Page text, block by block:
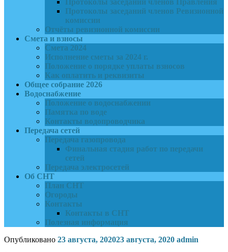
Протоколы заседаний членов Правления
Протоколы заседаний членов Ревизионной
комиссии
Отчёты ревизионной комиссии
Смета и взносы
Смета 2024
Исполнение сметы за 2024 г.
Положение о порядке уплаты взносов
Как оплатить и реквизиты
Общее собрание 2026
Водоснабжение
Положение о водоснабжении
Памятка по воде
Контакты водопроводчика
Передача сетей
Передача газопровода
Финальная стадия работ по передачи
сетей
Передача электросетей
Об СНТ
План СНТ
Огороды
Контакты
Контакты в СНТ
Полезная информация
Опубликовано 23 августа, 202023 августа, 2020 admin